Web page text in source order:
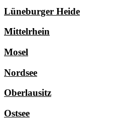
Lüneburger Heide
Mittelrhein
Mosel
Nordsee
Oberlausitz
Ostsee